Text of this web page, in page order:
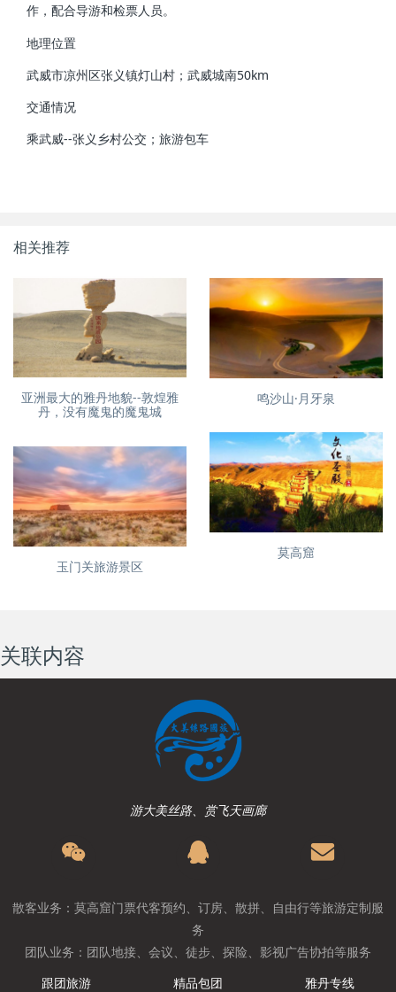
作，配合导游和检票人员。
地理位置
武威市凉州区张义镇灯山村；武威城南50km
交通情况
乘武威--张义乡村公交；旅游包车
相关推荐
亚洲最大的雅丹地貌--敦煌雅
丹，没有魔鬼的魔鬼城
鸣沙山·月牙泉
莫高窟
玉门关旅游景区
关联内容
游大美丝路、赏飞天画廊
散客业务：莫高窟门票代客预约、订房、散拼、自由行等旅游定制服
务
团队业务：团队地接、会议、徒步、探险、影视广告协拍等服务
跟团旅游
精品包团 雅丹专线